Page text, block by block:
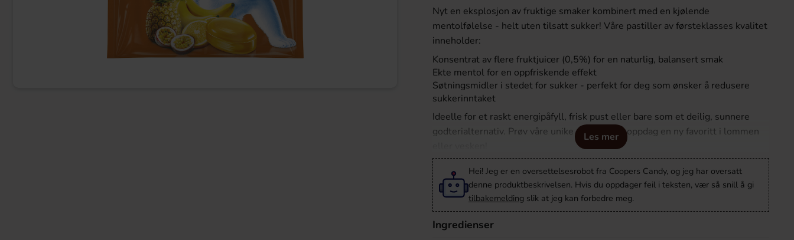
Köp Köp
Nyt en eksplosjon av fruktige smaker kombinert med en kjølende
mentolfølelse - helt uten tilsatt sukker! Våre pastiller av førsteklasses kvalitet
inneholder:
Konsentrat av flere fruktjuicer (0,5%) for en naturlig, balansert smak
Ekte mentol for en oppfriskende effekt
Søtningsmidler i stedet for sukker - perfekt for deg som ønsker å redusere
sukkerinntaket
Ideelle for et raskt energipåfyll, frisk pust eller bare som et deilig, sunnere
godterialternativ. Prøv våre unike pastiller og oppdag en ny favoritt i lommen
Les mer
Hei! Jeg er en oversettelsesrobot fra Coopers Candy, og jeg har oversatt
denne produktbeskrivelsen. Hvis du oppdager feil i teksten, vær så snill å gi
tilbakemelding slik at jeg kan forbedre meg.
Ingredienser